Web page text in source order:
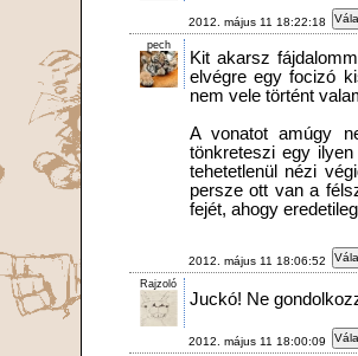
2012. május 11 18:22:18
pech
Kit akarsz
elvégre egy focizó
nem vele történt
A vonatot amúgy
tönkreteszi egy
tehetetlenül nézi
persze ott van a
fejét, ahogy
2012. május 11 18:06:52
Rajzoló
Juckó! Ne
2012. május 11 18:00:09